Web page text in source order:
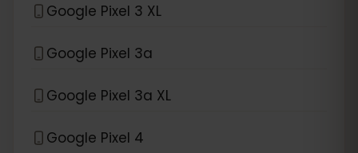
Google Pixel 3 XL
Google Pixel 3a
Google Pixel 3a XL
Google Pixel 4